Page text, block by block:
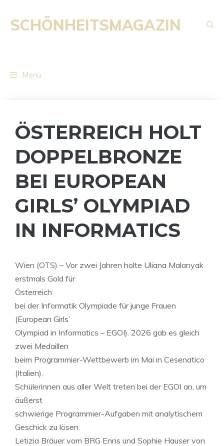
Inhalt
springen
SCHÖNHEITSMAGAZIN
Menü
ÖSTERREICH HOLT
DOPPELBRONZE
BEI EUROPEAN
GIRLS’ OLYMPIAD
IN INFORMATICS
Wien (OTS) – Vor zwei Jahren holte Uliana Malanyak
erstmals Gold für
Österreich
bei der Informatik Olympiade für junge Frauen
(European Girls’
Olympiad in Informatics – EGOI). 2026 gab es gleich
zwei Medaillen
beim Programmier-Wettbewerb im Mai in Cesenatico
(Italien).
Schülerinnen aus aller Welt treten bei der EGOI an, um
äußerst
schwierige Programmier-Aufgaben mit analytischem
Geschick zu lösen.
Letizia Bräuer vom BRG Enns und Sophie Hauser von